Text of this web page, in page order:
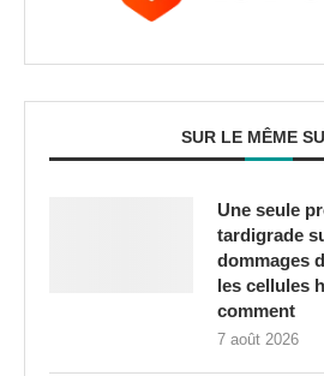
SUR LE MÊME
Une seule
tardigrade
dommages
les cellules
comment
7 août 2026